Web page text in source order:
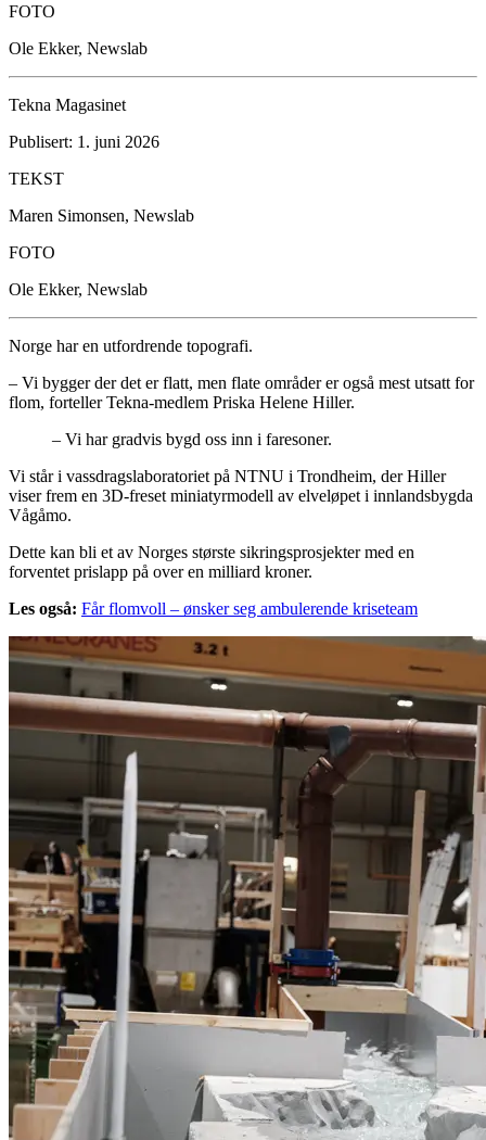
FOTO
Ole Ekker, Newslab
Tekna Magasinet
Publisert: 1. juni 2026
TEKST
Maren Simonsen, Newslab
FOTO
Ole Ekker, Newslab
Norge har en utfordrende topografi.
– Vi bygger der det er flatt, men flate områder er også mest utsatt for
flom, forteller Tekna-medlem Priska Helene Hiller.
– Vi har gradvis bygd oss inn i faresoner.
Vi står i vassdragslaboratoriet på NTNU i Trondheim, der Hiller
viser frem en 3D-freset miniatyrmodell av elveløpet i innlandsbygda
Vågåmo.
Dette kan bli et av Norges største sikringsprosjekter med en
forventet prislapp på over en milliard kroner.
Les også: Får flomvoll – ønsker seg ambulerende kriseteam